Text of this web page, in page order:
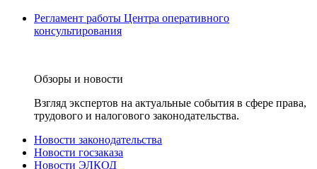
Регламент работы Центра оперативного
консультирования
Обзоры и новости
Взгляд экспертов на актуальные события в сфере права,
трудового и налогового законодательства.
Новости законодательства
Новости госзаказа
Новости ЭЛКОД